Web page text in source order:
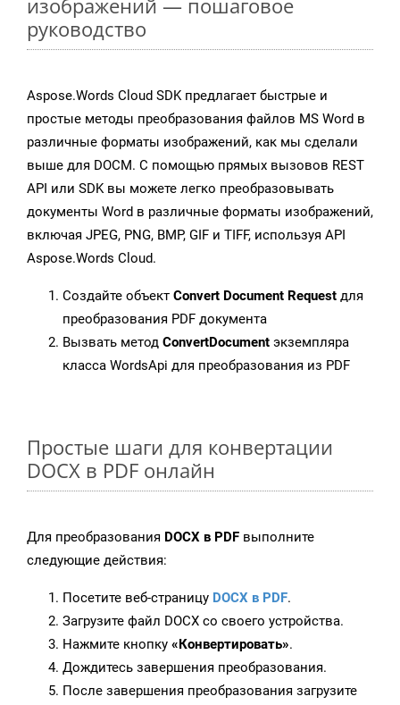
изображений — пошаговое
руководство
Aspose.Words Cloud SDK предлагает быстрые и
простые методы преобразования файлов MS Word в
различные форматы изображений, как мы сделали
выше для DOCM. С помощью прямых вызовов REST
API или SDK вы можете легко преобразовывать
документы Word в различные форматы изображений,
включая JPEG, PNG, BMP, GIF и TIFF, используя API
Aspose.Words Cloud.
Создайте объект Convert Document Request для
преобразования PDF документа
Вызвать метод ConvertDocument экземпляра
класса WordsApi для преобразования из PDF
Простые шаги для конвертации
DOCX в PDF онлайн
Для преобразования DOCX в PDF выполните
следующие действия:
Посетите веб-страницу DOCX в PDF.
Загрузите файл DOCX со своего устройства.
Нажмите кнопку «Конвертировать».
Дождитесь завершения преобразования.
После завершения преобразования загрузите